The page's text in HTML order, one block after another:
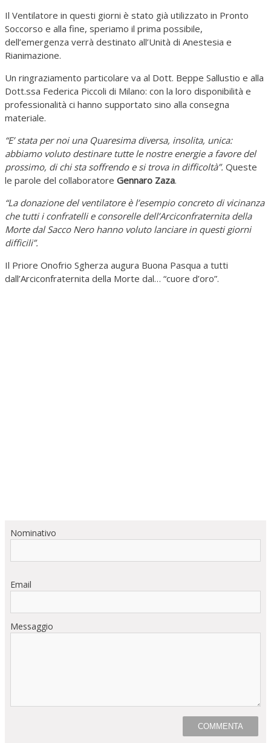
Il Ventilatore in questi giorni è stato già utilizzato in Pronto
Soccorso e alla fine, speriamo il prima possibile,
dell’emergenza verrà destinato all’Unità di Anestesia e
Rianimazione.
Un ringraziamento particolare va al Dott. Beppe Sallustio e alla
Dott.ssa Federica Piccoli di Milano: con la loro disponibilità e
professionalità ci hanno supportato sino alla consegna
materiale.
“E’ stata per noi una Quaresima diversa, insolita, unica:
abbiamo voluto destinare tutte le nostre energie a favore del
prossimo, di chi sta soffrendo e si trova in difficoltà”. Queste
le parole del collaboratore Gennaro Zaza.
“La donazione del ventilatore è l’esempio concreto di vicinanza
che tutti i confratelli e consorelle dell’Arciconfraternita della
Morte dal Sacco Nero hanno voluto lanciare in questi giorni
difficili”.
Il Priore Onofrio Sgherza augura Buona Pasqua a tutti
dall’Arciconfraternita della Morte dal… “cuore d’oro”.
Nominativo
Email
Messaggio